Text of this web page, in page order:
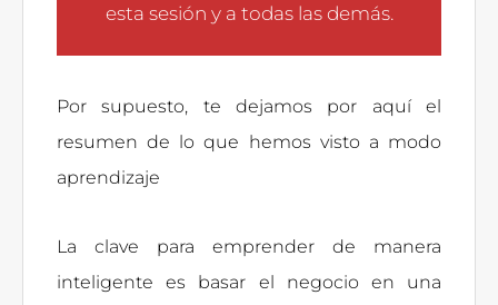
esta sesión y a todas las demás.
Por supuesto, te dejamos por aquí el
resumen de lo que hemos visto a modo
aprendizaje
La clave para emprender de manera
inteligente es basar el negocio en una